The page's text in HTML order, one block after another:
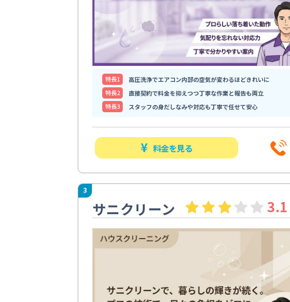
特⻑1
高圧洗浄でエアコン内部の空気が変わるほどきれいに
特⻑2
直接契約で料金を抑えつつ丁寧な作業と報告も両立
特⻑3
スタッフの身だしなみや対応も丁寧で任せて安心
料金を見る
3
サニクリーン 3.1